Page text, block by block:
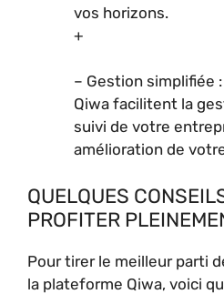
vos horizons.
+
– Gestion simplifiée
Qiwa facilitent la
suivi de votre
amélioration de
QUELQUES
PROFITER
Pour tirer le meilleur parti
la plateforme Qiwa, voici